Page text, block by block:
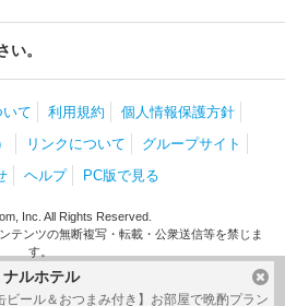
ルホテル
ビール＆おつまみ付き】お部屋で晩酌プラン
い。
て 利用規約
個人情報保護方針
リンクについて
グループサイト
ヘルプ PC版で見る
Inc. All Rights Reserved.
テンツの無断複写・転載・公衆送信等を禁じま
す。